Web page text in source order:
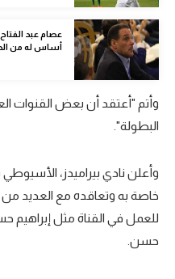
رياضة نسائية
آسيا
ركن الألعاب
أقسام خاصة
Gamers
عصام عبد
أساس له من
وأتم "أعتقد أن بعض القنوات
البطولة".
وأعلن نادي بيراميدز،
خاصة به وتعاقده مع العديد من
للعمل في القناة مثل
حسن.